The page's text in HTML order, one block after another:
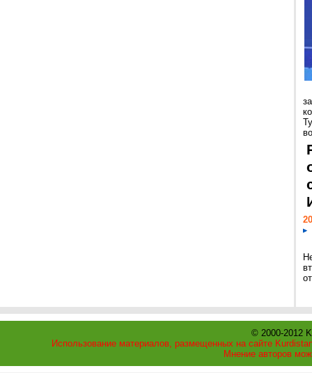
© 2000-2012
Использование материалов, размещенных на сайте
Мнение авторов